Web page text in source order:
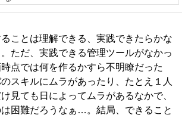
ことは理解できる、実践できたらかな
ただ、実践できる管理ツールがなかっ
点では何を作るかすら不明瞭だった
スキルにムラがあったり、たとえ１人
見ても日によってムラがあるなかで、
困難だろうなぁ…。結局、できること